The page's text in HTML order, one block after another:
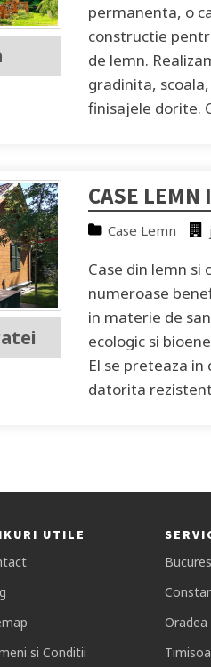
permanenta, o
constructie
de lemn.
gradinita,
finisajele dorite.
CASE LEMN
Case Lemn
Case din lemn si
numeroase
in materie de
ecologic si
El se preteaza
datorita
UTILE
si Conditii
Oradea